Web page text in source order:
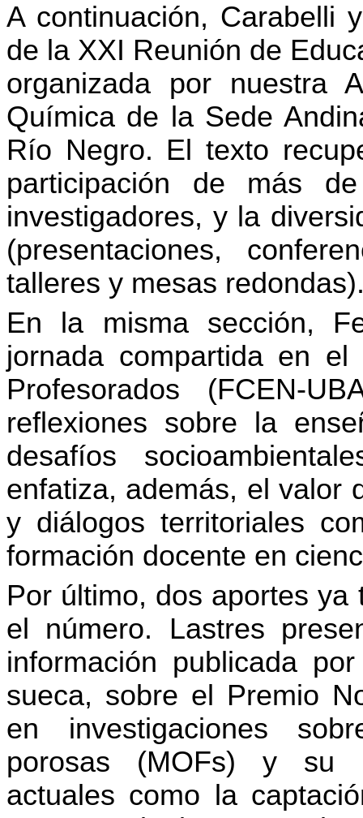
A continuación, Carabelli
de la XXI Reunión de
organizada por nuestra
Química de la Sede
Río Negro. El texto
participación de más
investigadores, y la
(presentaciones,
talleres y mesas
En la misma sección,
jornada compartida en
Profesorados (FCEN-
reflexiones sobre la
desafíos
enfatiza, además, el valor
y diálogos territoriales
formación docente en
Por último, dos aportes
el número. Lastres
información publicada
sueca, sobre el Premio
en investigaciones
porosas (MOFs) y su
actuales como la